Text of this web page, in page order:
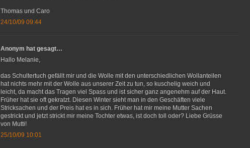
Thomas und Caro
24/10/09 09:44
Anonym hat gesagt…
Hallo Melanie,
das Schultertuch gefällt mir und die Wolle mit den unterschiedlichen Wollanteilen
hat nichts mehr mit der Wolle aus unserer Zeit zu tun, so kuschelig weich und
leicht, da macht das Tragen viel Spass und ist sicher ganz angenehm auf der Haut.
Früher hat sie oft gekratzt. Diesen Winter sieht man in den Geschäften viele
Stricksachen und der Preis hat es in sich. Früher hat mir meine Mutter Sachen
gestrickt und jetzt strickt mir meine Tochter etwas, ist doch toll oder? Liebe Grüsse
von Mutti!
25/10/09 10:01